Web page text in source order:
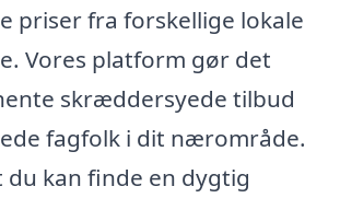
priser fra forskellige lokale
Vores platform gør det
skræddersyede tilbud
fagfolk i dit nærområde.
du kan finde en dygtig